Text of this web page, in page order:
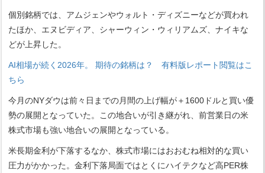
個別銘柄では、アムジェンやウォルト・ディズニーなどが買われ
たほか、エヌビディア、シャーウィン・ウィリアムズ、ナイキな
どが上昇した。
AI相場が続く2026年。 期待の銘柄は？ 有料版レポート閲覧はこ
ちら
今月のNYダウは前々日までの月間の上げ幅が＋1600ドルと買い優
勢の展開となっていた。この地合いが引き継がれ、前営業日の米
株式市場も強い地合いの展開となっている。
米長期金利が下落するなか、株式市場にはおおむね相対的な買い
圧力がかかった。金利下落局面ではとくにハイテクなど高PER株